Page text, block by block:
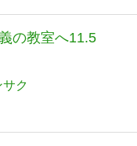
の教室へ11.5
サク